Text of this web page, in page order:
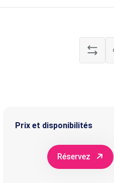
Prix et disponibilités
Réservez